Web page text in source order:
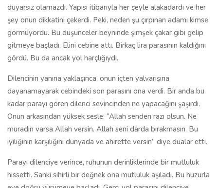
duyarsız olamazdı. Yapısı itibarıyla her şeyle alakadardı ve her
şey onun dikkatini çekerdi. Peki, neden şu çırpınan adamı kimse
görmüyordu. Bu düşünceler beyninde şimşek çakar gibi gelip
gitmeye başladı. Elini cebine attı. Birkaç lira parasının kaldığını
gördü. Bu da ancak yol harçlığıydı.
Dilencinin yanına yaklaşınca, onun içten yalvarışına
dayanamayarak cebindeki son parasını ona verdi. Bir anda bu
kadar parayı gören dilenci sevincinden ne yapacağını şaşırdı.
Onun arkasından yüksek sesle: “Allah senden razı olsun. Ne
muradın varsa Allah versin. Allah seni darda bırakmasın. Bu
iyiliğinin karşılığını dünyada ve ahirette versin” diye dualar etti.
Parayı dilenciye verince, ruhunun derinliklerinde bir mutluluk
hissetti. Sanki sihirli bir değnek ona mutluluk aşıladı. Bu huzurla